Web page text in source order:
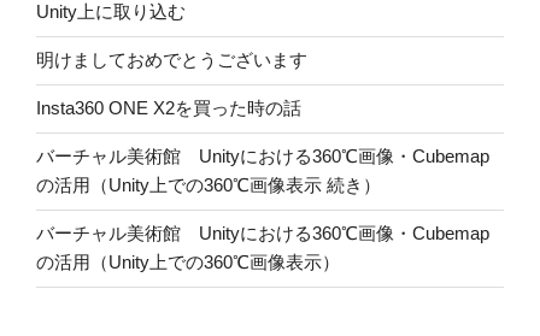
Unity上に取り込む
明けましておめでとうございます
Insta360 ONE X2を買った時の話
バーチャル美術館 Unityにおける360℃画像・Cubemap
の活用（Unity上での360℃画像表示 続き）
バーチャル美術館 Unityにおける360℃画像・Cubemap
の活用（Unity上での360℃画像表示）